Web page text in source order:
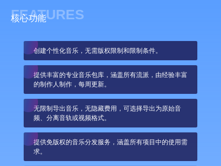
FEATURES
核心功能
创建个性化音乐，无需版权限制和限制条件。
提供丰富的专业音乐包库，涵盖所有流派，由经验丰富
的制作人制作，每周更新。
无限制导出音乐，无隐藏费用，可选择导出为原始音
频、分离音轨或视频格式。
提供免版权的音乐分发服务，涵盖所有项目中的使用需
求。